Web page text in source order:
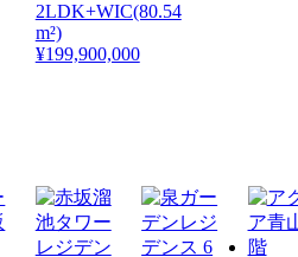
2LDK+WIC(80.54
m²)
¥199,900,000